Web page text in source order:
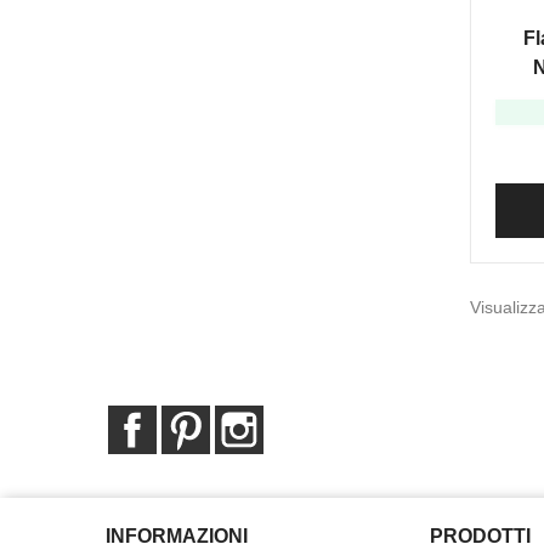
FacebookPinterest
INFORMAZIONI PRODOTTI